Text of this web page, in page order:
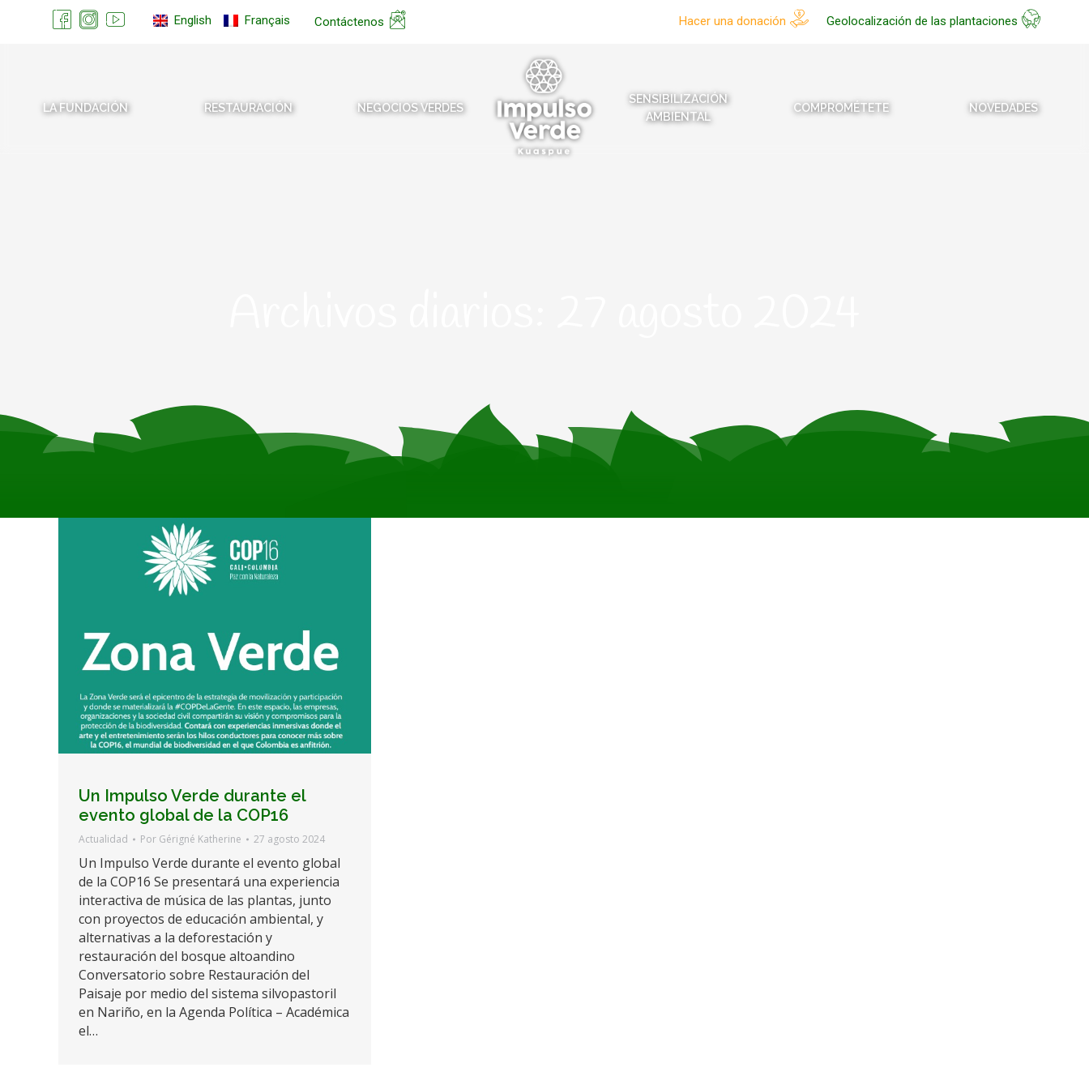
English Français Contáctenos Hacer una donación Geolocalización de las plantaciones
LA FUNDACIÓN RESTAURACIÓN NEGOCIOS VERDES
SENSIBILIZACIÓN
AMBIENTAL
COMPROMÉTETE NOVEDADES
Un Impulso Verde durante el
evento global de la COP16
Actualidad Por Gérigné Katherine 27 agosto 2024
Un Impulso Verde durante el evento global
de la COP16 Se presentará una experiencia
interactiva de música de las plantas, junto
con proyectos de educación ambiental, y
alternativas a la deforestación y
restauración del bosque altoandino
Conversatorio sobre Restauración del
Paisaje por medio del sistema silvopastoril
en Nariño, en la Agenda Política – Académica
el…